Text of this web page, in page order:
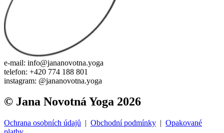
e-mail: info@jananovotna.yoga
telefon: +420 774 188 801
instagram: @jananovotna.yoga
© Jana Novotná Yoga 2026
Ochrana osobních údajů | Obchodní podmínky | Opakované